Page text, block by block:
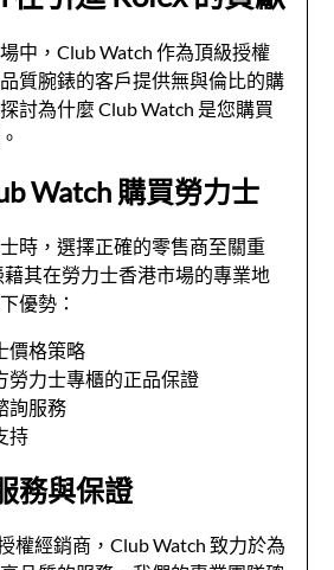
中，Club Watch 作為頂級授權
質腕錶的客戶提供無與倫比的購
討為什麼 Club Watch 是您購買
Watch 購買勞力士
時，選擇正確的零售商至關重
藉其在勞力士香港市場的專業地
優勢：
價格策略
勞力士專櫃的正品保證
詢服務
持
務與保證
權經銷商，Club Watch 致力於為